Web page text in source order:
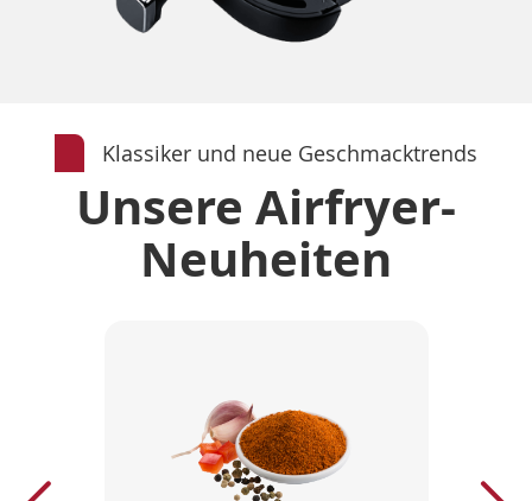
Klassiker und neue Geschmacktrends
Unsere Airfryer-
Neuheiten